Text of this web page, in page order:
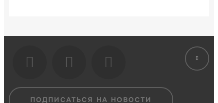
ПОДПИСАТЬСЯ НА НОВОСТИ